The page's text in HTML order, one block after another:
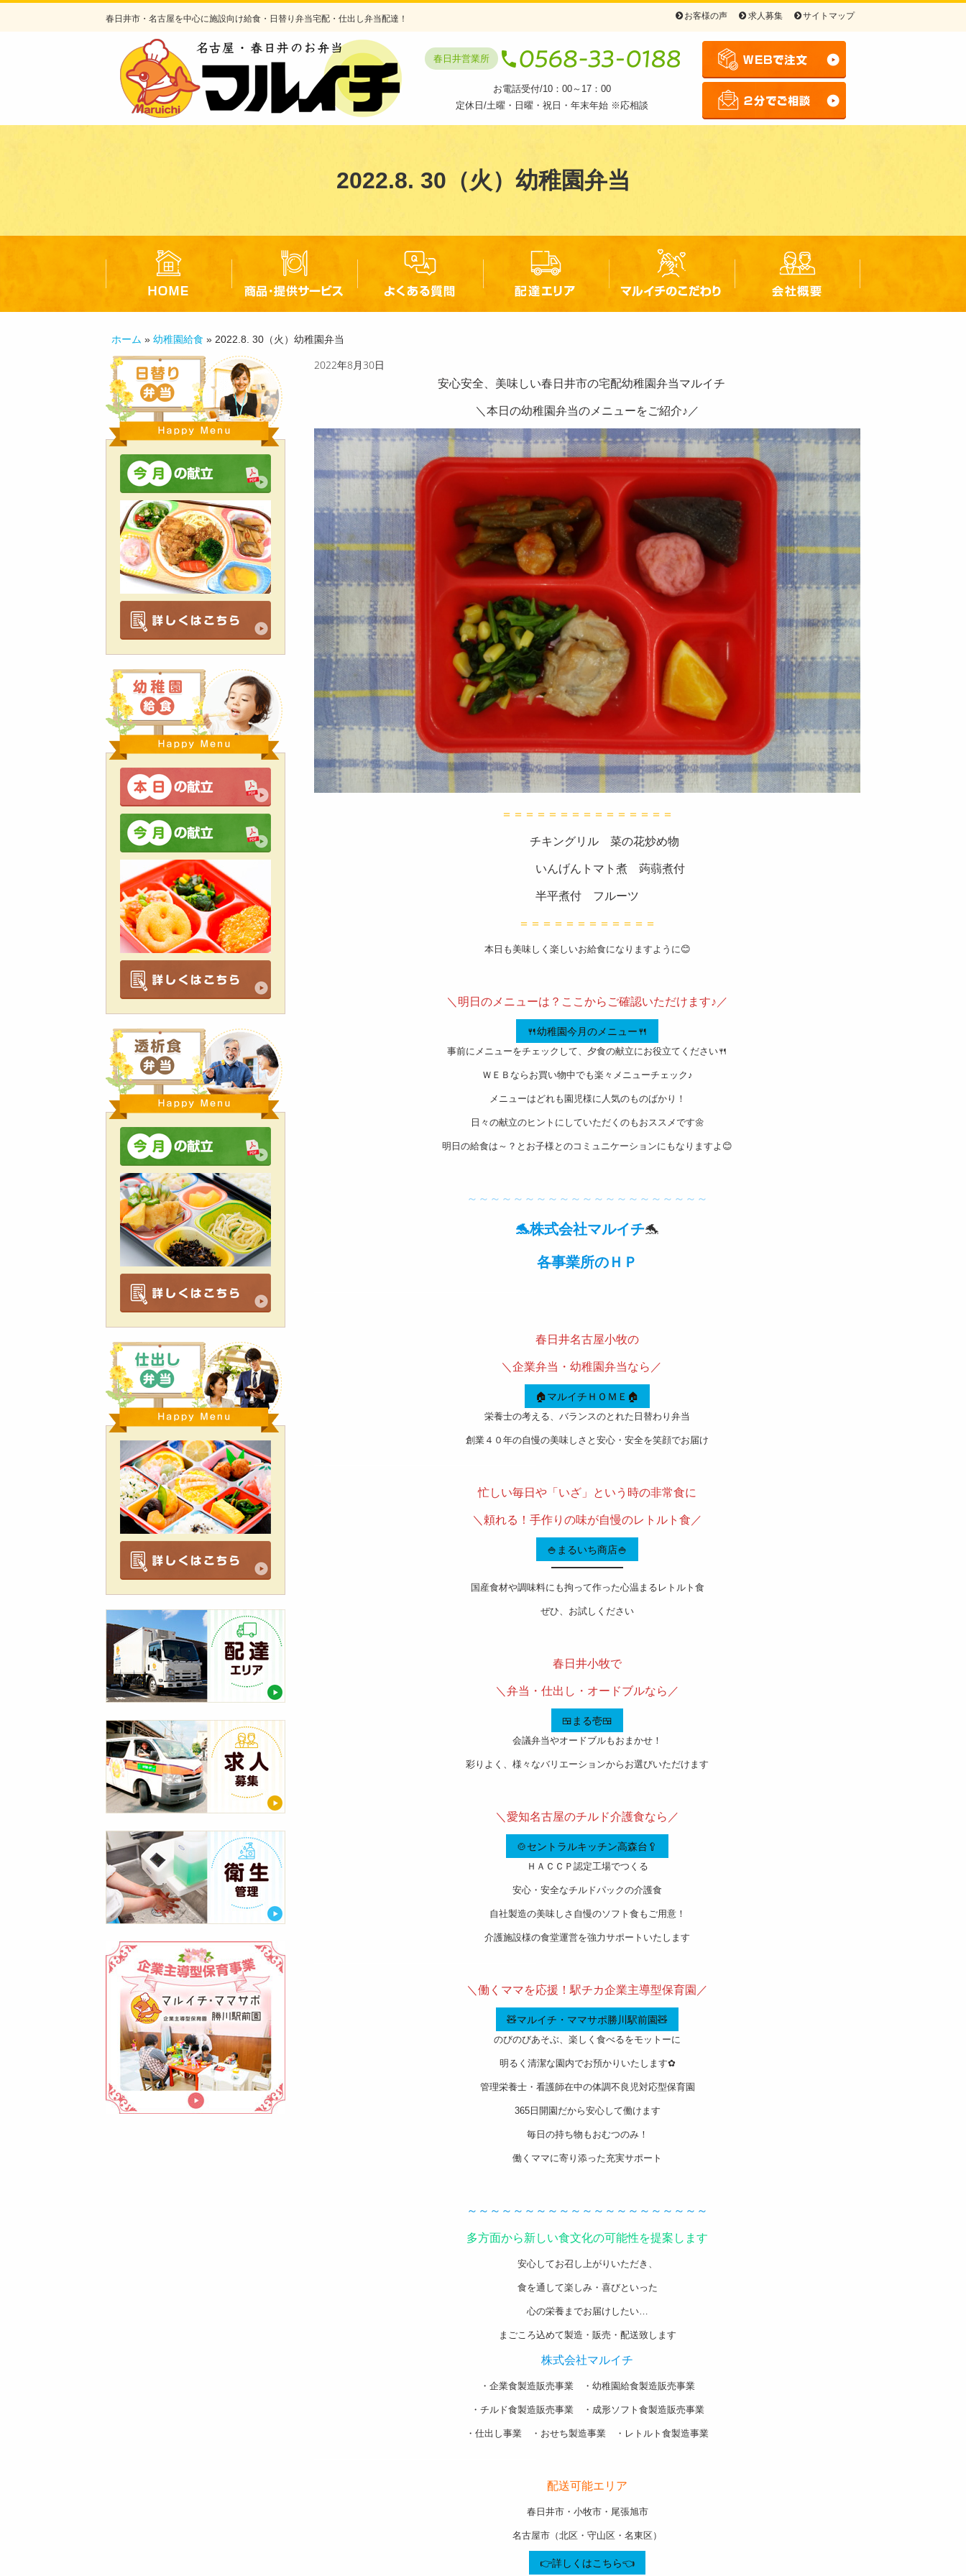
キ
春日井市・名古屋を中心に施設向け給食・日替り弁当宅配・仕出し弁当配達！ お客様の声 求人募集 サイトマップ
春日井営業所
お電話受付/10：00～17：00
定休日/土曜・日曜・祝日・年末年始 ※応相談
2022.8. 30（火）幼稚園弁当
会社概要
ホーム » 幼稚園給食 » 2022.8. 30（火）幼稚園弁当
2022年8月30日
安心安全、美味しい春日井市の宅配幼稚園弁当マルイチ
＼本日の幼稚園弁当のメニューをご紹介♪／
＝＝＝＝＝＝＝＝＝＝＝＝＝＝＝
チキングリル 菜の花炒め物
いんげんトマト煮 蒟蒻煮付
半平煮付 フルーツ
＝＝＝＝＝＝＝＝＝＝＝＝
本日も美味しく楽しいお給食になりますように😊
＼明日のメニューは？ここからご確認いただけます♪／
🍴幼稚園今月のメニュー🍴
事前にメニューをチェックして、夕食の献立にお役立てください🍴
ＷＥＢならお買い物中でも楽々メニューチェック♪
メニューはどれも園児様に人気のものばかり！
日々の献立のヒントにしていただくのもおススメです🌼
明日の給食は～？とお子様とのコミュニケーションにもなりますよ😊
～～～～～～～～～～～～～～～～～～～～～
🐬株式会社マルイチ🐬
各事業所のＨＰ
春日井名古屋小牧の
＼企業弁当・幼稚園弁当なら／
🏠マルイチＨＯＭＥ🏠
栄養士の考える、バランスのとれた日替わり弁当
創業４０年の自慢の美味しさと安心・安全を笑顔でお届け
忙しい毎日や「いざ」という時の非常食に
＼頼れる！手作りの味が自慢のレトルト食／
🍚まるいち商店🍚
国産食材や調味料にも拘って作った心温まるレトルト食
ぜひ、お試しください
春日井小牧で
＼弁当・仕出し・オードブルなら／
🍱まる壱🍱
会議弁当やオードブルもおまかせ！
彩りよく、様々なバリエーションからお選びいただけます
＼愛知名古屋のチルド介護食なら／
🍲セントラルキッチン高森台🥄
ＨＡＣＣＰ認定工場でつくる
安心・安全なチルドパックの介護食
自社製造の美味しさ自慢のソフト食もご用意！
介護施設様の食堂運営を強力サポートいたします
＼働くママを応援！駅チカ企業主導型保育園／
🧸マルイチ・ママサポ勝川駅前園🧸
のびのびあそぶ、楽しく食べるをモットーに
明るく清潔な園内でお預かりいたします✿
管理栄養士・看護師在中の体調不良児対応型保育園
365日開園だから安心して働けます
毎日の持ち物もおむつのみ！
働くママに寄り添った充実サポート
～～～～～～～～～～～～～～～～～～～～～
多方面から新しい食文化の可能性を提案します
安心してお召し上がりいただき、
食を通して楽しみ・喜びといった
心の栄養までお届けしたい…
まごころ込めて製造・販売・配送致します
株式会社マルイチ
・企業食製造販売事業 ・幼稚園給食製造販売事業
・チルド食製造販売事業 ・成形ソフト食製造販売事業
・仕出し事業 ・おせち製造事業 ・レトルト食製造事業
配送可能エリア
春日井市・小牧市・尾張旭市
名古屋市（北区・守山区・名東区）
👉詳しくはこちら👈
達
エ
リ
ア
求
人
募
集
衛
生
管
理
マ
ル
イ